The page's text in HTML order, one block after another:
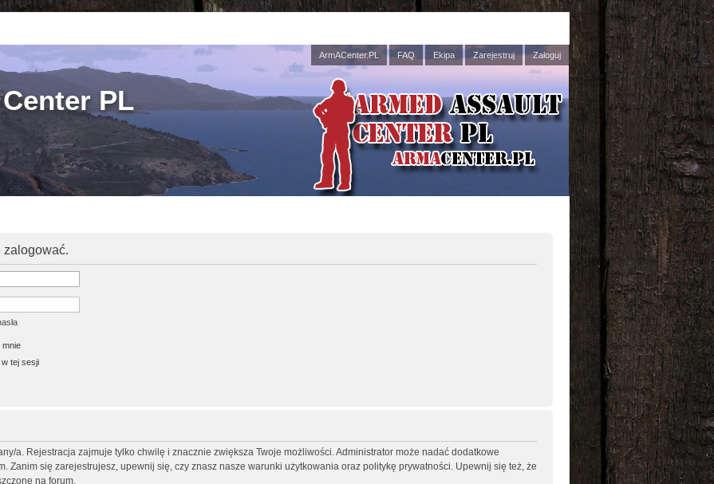
ArmACenter.PL FAQ Ekipa Zarejestruj Zaloguj
PL
zalogować.
mnie
tej sesji
a. Rejestracja zajmuje tylko chwilę i znacznie zwiększa Twoje możliwości. Administrator może nadać dodatkowe
Zanim się zarejestrujesz, upewnij się, czy znasz nasze warunki użytkowania oraz politykę prywatności. Upewnij się też, że
na forum.